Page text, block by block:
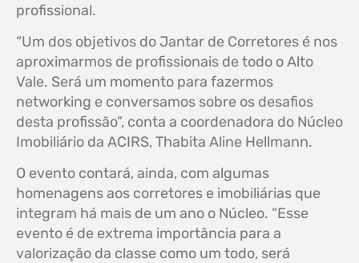
profissional.
“Um dos objetivos do Jantar de Corretores é nos
aproximarmos de profissionais de todo o Alto
Vale. Será um momento para fazermos
networking e conversamos sobre os desafios
desta profissão”, conta a coordenadora do Núcleo
Imobiliário da ACIRS, Thabita Aline Hellmann.
O evento contará, ainda, com algumas
homenagens aos corretores e imobiliárias que
integram há mais de um ano o Núcleo. “Esse
evento é de extrema importância para a
valorização da classe como um todo, será